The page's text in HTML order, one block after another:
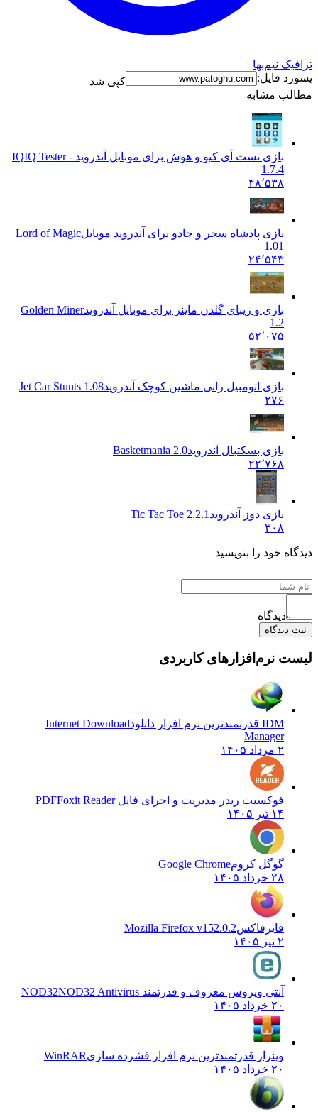
ترافیک نیم‌بها
پسورد فایل:
کپی شد
مطالب مشابه
بازی تست آی کیو و هوش برای موبایل آندروید - IQIQ Tester
1.7.4
۴۸٬۵۳۸
بازی پادشاه سحر و جادو برای آندروید موبایلLord of Magic
1.01
۲۴٬۵۴۳
بازی و زیبای گلدن ماینر برای موبایل آندرویدGolden Miner
1.2
۵۲٬۰۷۵
بازی اتومبیل رانی ماشین کوچک آندرویدJet Car Stunts 1.08
۲۷۶
بازی بسکتبال آندرویدBasketmania 2.0
۲۲٬۷۶۸
بازی دوز آندروید Tic Tac Toe 2.2.1
۳۰۸
دیدگاه خود را بنویسید
دیدگاه
ثبت دیدگاه
لیست نرم‌افزارهای کاربردی
IDM قدرتمندترین نرم افزار دانلود
Internet Download
Manager
۲ مرداد ۱۴۰۵
فوکسیت ریدر مدیریت و اجرای فایل PDFFoxit Reader
۱۴ تیر ۱۴۰۵
گوگل کرومGoogle Chrome
۲۸ خرداد ۱۴۰۵
فایرفاکسMozilla Firefox v152.0.2
۲ تیر ۱۴۰۵
آنتی ویروس معروف و قدرتمند NOD32 NOD32 Antivirus
۲۰ خرداد ۱۴۰۵
وینرار قدرتمندترین نرم افزار فشرده سازیWinRAR
۲۰ خرداد ۱۴۰۵